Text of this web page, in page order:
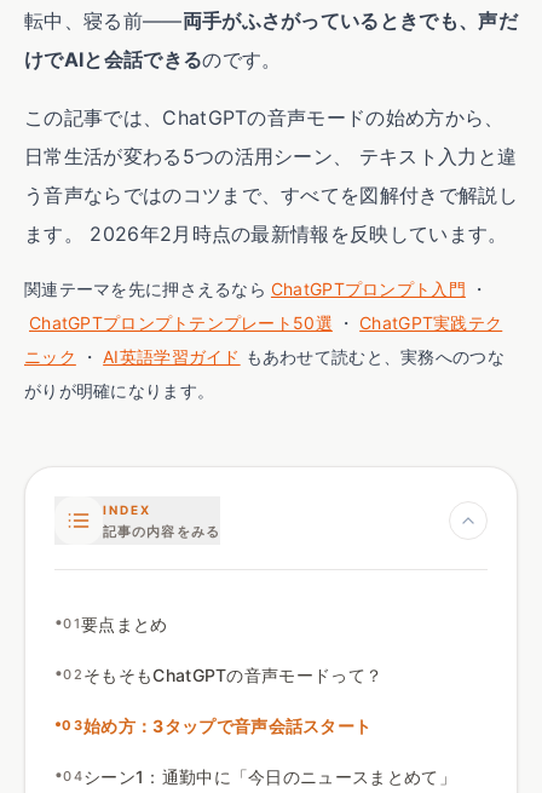
転中、寝る前——両手がふさがっているときでも、声だ
けでAIと会話できるのです。
この記事では、ChatGPTの音声モードの始め方から、
日常生活が変わる5つの活用シーン、 テキスト入力と違
う音声ならではのコツまで、すべてを図解付きで解説し
ます。 2026年2月時点の最新情報を反映しています。
関連テーマを先に押さえるなら ChatGPTプロンプト入門
・
ChatGPTプロンプトテンプレート50選
・ ChatGPT実践テク
ニック
・ AI英語学習ガイド もあわせて読むと、実務へのつな
がりが明確になります。
INDEX
記事の内容をみる
•01要点まとめ
•02 そもそもChatGPTの音声モードって ？
•03始め方：3タップで音声会話スタート
•04シーン1 ： 通勤中に「今日のニュースまとめて」